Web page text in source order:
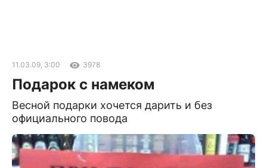
11.03.09, 3:00 3978
Подарок с намеком
Весной подарки хочется дарить и без
официального повода